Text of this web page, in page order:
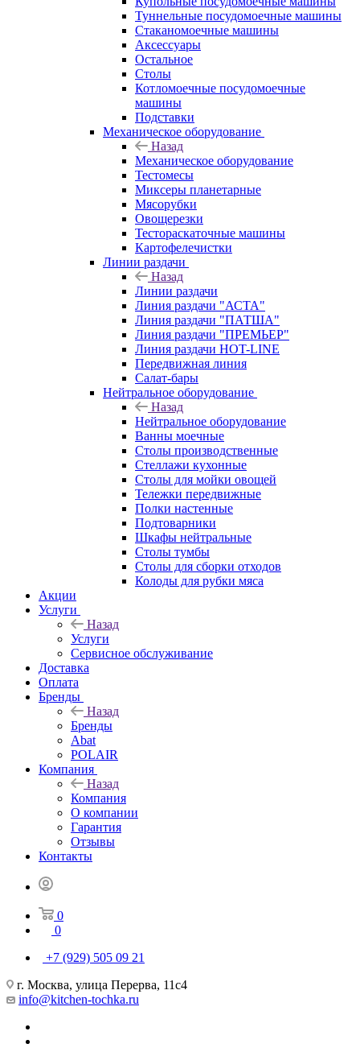
Туннельные посудомоечные машины
Стаканомоечные машины
Аксессуары
Остальное
Столы
Котломоечные посудомоечные
машины
Подставки
Механическое оборудование
Назад
Механическое оборудование
Тестомесы
Миксеры планетарные
Мясорубки
Овощерезки
Тестораскаточные машины
Картофелечистки
Линии раздачи
Назад
Линии раздачи
Линия раздачи "АСТА"
Линия раздачи "ПАТША"
Линия раздачи "ПРЕМЬЕР"
Линия раздачи HOT-LINE
Передвижная линия
Салат-бары
Нейтральное оборудование
Назад
Нейтральное оборудование
Ванны моечные
Столы производственные
Стеллажи кухонные
Столы для мойки овощей
Тележки передвижные
Полки настенные
Подтоварники
Шкафы нейтральные
Столы тумбы
Столы для сборки отходов
Колоды для рубки мяса
Акции
Услуги
Назад
Услуги
Сервисное обслуживание
Доставка
Оплата
Бренды
Назад
Бренды
Abat
POLAIR
Компания
Назад
Компания
О компании
Гарантия
Отзывы
Контакты
0
0
+7 (929) 505 09 21
г. Москва, улица Перерва, 11с4
info@kitchen-tochka.ru